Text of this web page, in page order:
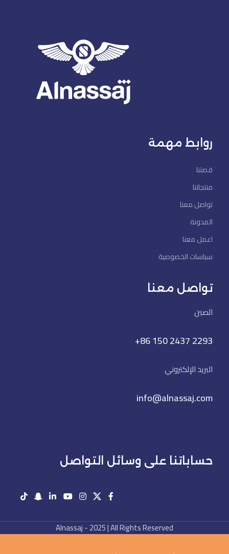
روابط مهمة
قصتنا
منتجاتنا
تواصل معنا
المدونة
اعمل معنا
سياسات الخصوصية
تواصل معنا
الصين
+86 150 2437 2293
البريد الإلكتروني
info@alnassaj.com
حساباتنا على وسائل التواصل
Alnassaj - 2025 | All Rights Reserved